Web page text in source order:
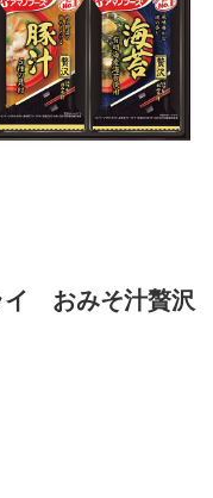
おみそ汁贅沢